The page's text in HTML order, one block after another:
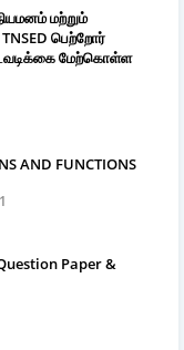
மற்றும்
பெற்றோர்
மேற்கொள்ள
AND FUNCTIONS
Paper &